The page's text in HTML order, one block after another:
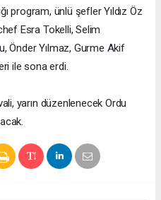
program, ünlü şefler Yıldız Öz
Esra Tokelli, Selim
Önder Yılmaz, Gurme Akif
ile sona erdi.
yarın düzenlenecek Ordu